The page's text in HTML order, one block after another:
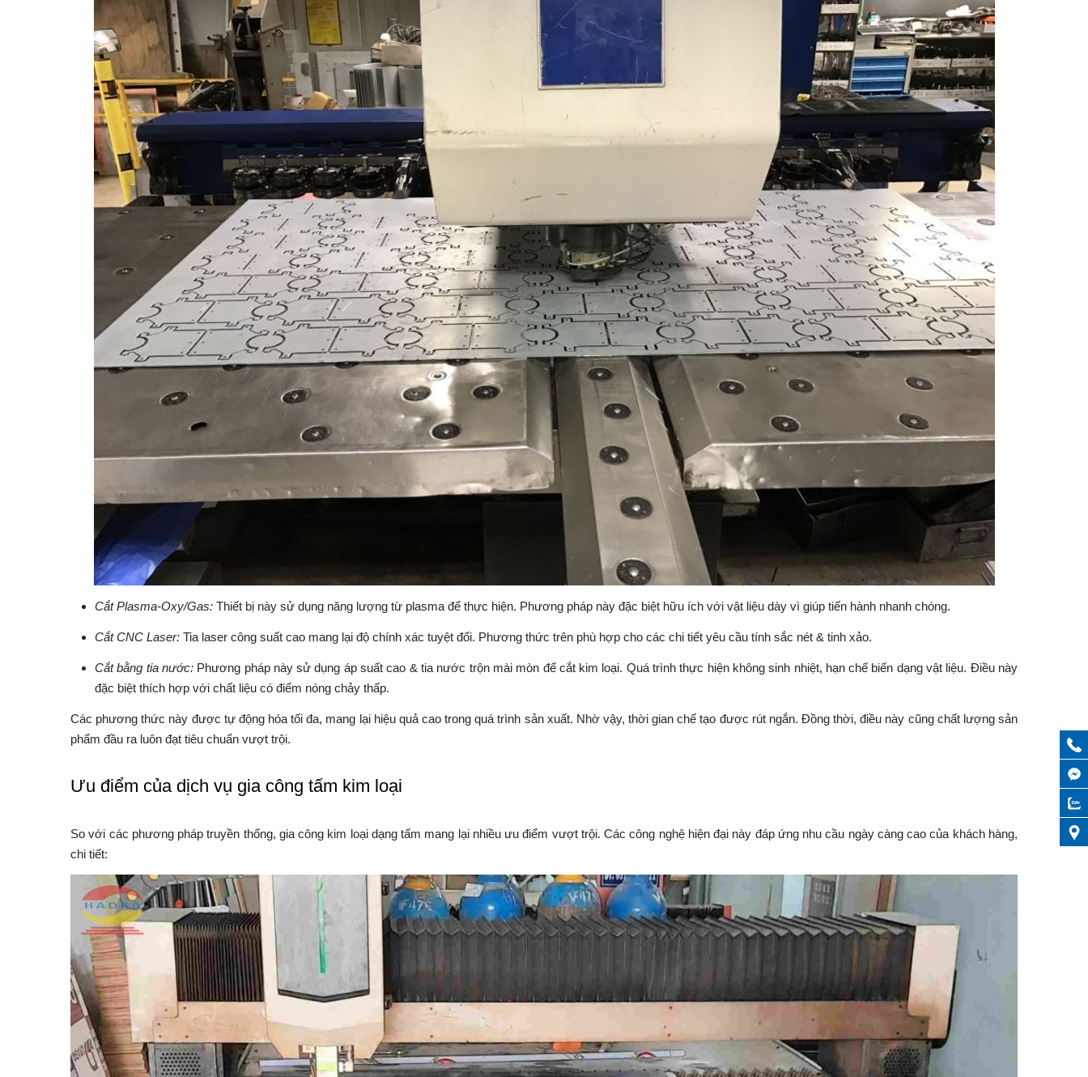
Cắt Plasma-Oxy/Gas: Thiết bị này sử dụng năng lượng từ plasma để thực hiện. Phương pháp này đặc biệt hữu ích với vật liệu dày vì giúp tiến hành nhanh chóng.
Cắt CNC Laser: Tia laser công suất cao mang lại độ chính xác tuyệt đối. Phương thức trên phù hợp cho các chi tiết yêu cầu tính sắc nét & tinh xảo.
Cắt bằng tia nước: Phương pháp này sử dụng áp suất cao & tia nước trộn mài mòn để cắt kim loại. Quá trình thực hiện không sinh nhiệt, hạn chế biến dạng vật liệu. Điều này
đặc biệt thích hợp với chất liệu có điểm nóng chảy thấp.
Các phương thức này được tự động hóa tối đa, mang lại hiệu quả cao trong quá trình sản xuất. Nhờ vậy, thời gian chế tạo được rút ngắn. Đồng thời, điều này cũng chất lượng sản
phẩm đầu ra luôn đạt tiêu chuẩn vượt trội.
Ưu điểm của dịch vụ gia công tấm kim loại
So với các phương pháp truyền thống, gia công kim loại dạng tấm mang lại nhiều ưu điểm vượt trội. Các công nghệ hiện đại này đáp ứng nhu cầu ngày càng cao của khách hàng,
chi tiết: